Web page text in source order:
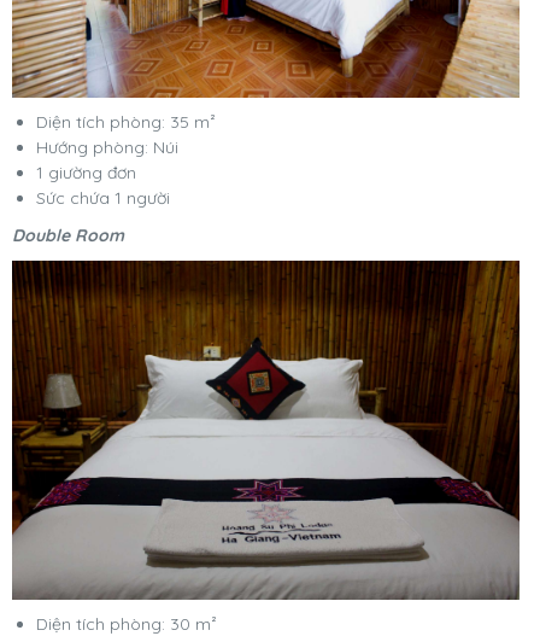
Diện tích phòng: 35 m²
Hướng phòng: Núi
1 giường đơn
Sức chứa 1 người
Double Room
Diện tích phòng: 30 m²